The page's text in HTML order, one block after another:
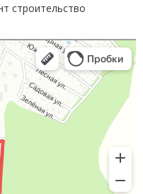
строительство
мест